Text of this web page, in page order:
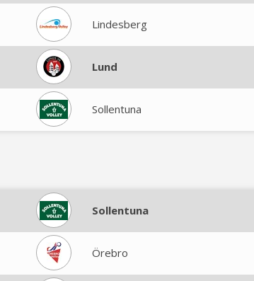
Lindesberg
Lund
Sollentuna
Sollentuna
Örebro